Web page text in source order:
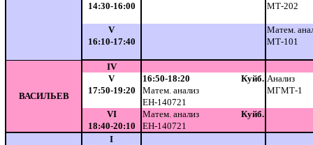
14:30-16:00
МТ-202
V
Матем.
16:10-17:40
МТ-101
ВАСИЛЬЕВ
IV
V
16:50-18:20 Куйб. Анализ
17:50-19:20
Матем. анализ
МГМТ-1
ЕН-140721
VI
Матем. анализ
Куйб.
18:40-20:10
ЕН-140721
I